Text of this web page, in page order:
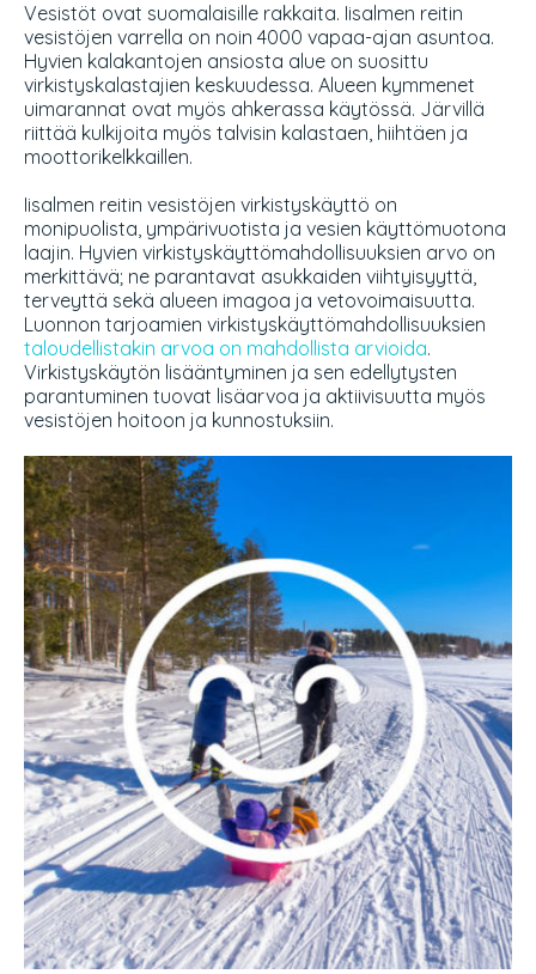
Vesistöt ovat suomalaisille rakkaita. Iisalmen reitin
vesistöjen varrella on noin 4000 vapaa-ajan asuntoa.
Hyvien kalakantojen ansiosta alue on suosittu
virkistyskalastajien keskuudessa. Alueen kymmenet
uimarannat ovat myös ahkerassa käytössä. Järvillä
riittää kulkijoita myös talvisin kalastaen, hiihtäen ja
moottorikelkkaillen.
Iisalmen reitin vesistöjen virkistyskäyttö on
monipuolista, ympärivuotista ja vesien käyttömuotona
laajin. Hyvien virkistyskäyttömahdollisuuksien arvo on
merkittävä; ne parantavat asukkaiden viihtyisyyttä,
terveyttä sekä alueen imagoa ja vetovoimaisuutta.
Luonnon tarjoamien virkistyskäyttömahdollisuuksien
taloudellistakin arvoa on mahdollista arvioida.
Virkistyskäytön lisääntyminen ja sen edellytysten
parantuminen tuovat lisäarvoa ja aktiivisuutta myös
vesistöjen hoitoon ja kunnostuksiin.